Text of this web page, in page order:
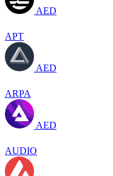
AED
APT
AED
ARPA
AED
AUDIO